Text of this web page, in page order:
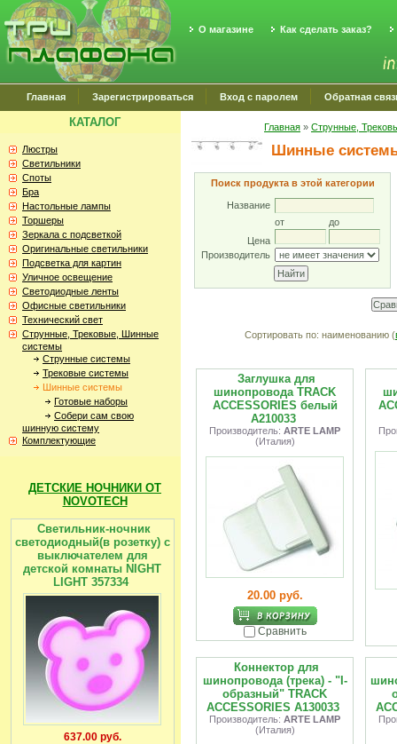
О магазине Как сделать заказ?
Главная Зарегистрироваться Вход с паролем Обратная
КАТАЛОГ
Люстры
Светильники
Споты
Бра
Настольные лампы
Торшеры
Зеркала с подсветкой
Оригинальные светильники
Подсветка для картин
Уличное освещение
Светодиодные ленты
Офисные светильники
Технический свет
Струнные, Трековые, Шинные
системы
Струнные системы
Трековые системы
Шинные системы
Готовые наборы
Собери сам свою
шинную систему
Комплектующие
ДЕТСКИЕ НОЧНИКИ ОТ
NOVOTECH
Светильник-ночник
светодиодный(в розетку) с
выключателем для
детской комнаты NIGHT
LIGHT 357334
637.00 руб.
Главная » Струнные,
Шинные
Поиск продукта в этой категории
Название
Цена
от до
Производитель
Сортировать по: наименованию (
Заглушка для
шинопровода TRACK
ACCESSORIES белый
A210033
Производитель:ARTE LAMP
(Италия)
20.00 руб.
Сравнить
Коннектор для
шинопровода (трека) - "I-
образный" TRACK
ACCESSORIES A130033
Производитель:ARTE LAMP
(Италия)